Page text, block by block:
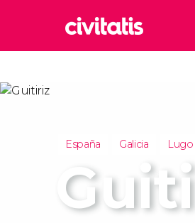
España Galicia Lugo